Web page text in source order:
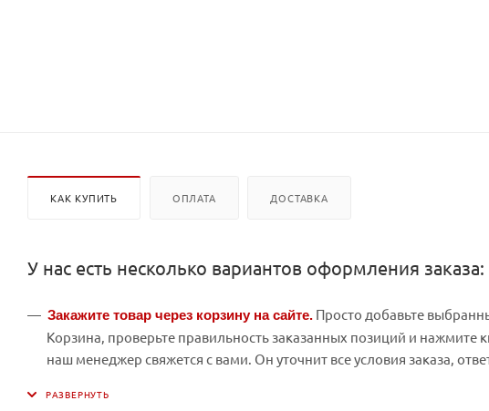
КАК КУПИТЬ ОПЛАТА ДОСТАВКА
У нас есть несколько вариантов оформления заказа:
Закажите товар через корзину на сайте. Просто добавьте
Корзина, проверьте правильность заказанных позиций и нажмите
наш менеджер свяжется с вами. Он уточнит все условия заказа,